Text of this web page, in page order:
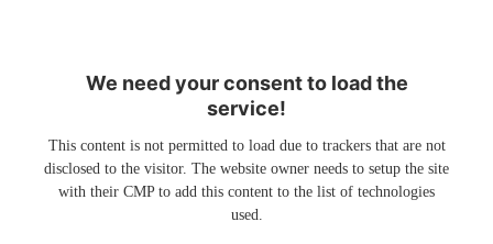
We need your consent to load the
service!
This content is not permitted to load due to trackers that are not
disclosed to the visitor. The website owner needs to setup the site
with their CMP to add this content to the list of technologies
used.